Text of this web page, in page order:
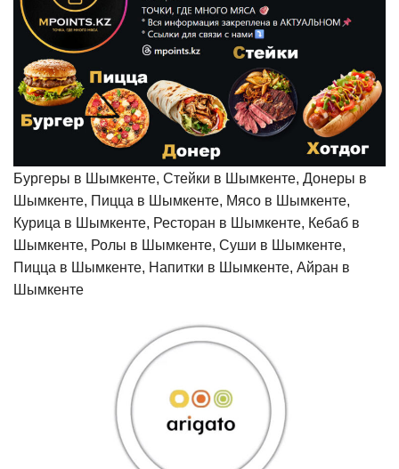
Бургеры в Шымкенте, Стейки в Шымкенте, Донеры в
Шымкенте, Пицца в Шымкенте, Мясо в Шымкенте,
Курица в Шымкенте, Ресторан в Шымкенте, Кебаб в
Шымкенте, Ролы в Шымкенте, Суши в Шымкенте,
Пицца в Шымкенте, Напитки в Шымкенте, Айран в
Шымкенте